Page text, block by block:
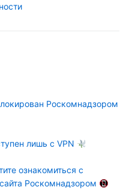
Роскомнадзором
лишь с VPN
ознакомиться с
Роскомнадзором